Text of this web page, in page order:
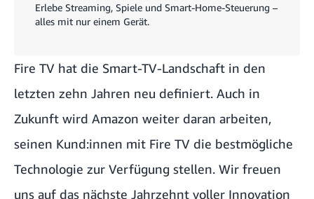
Erlebe Streaming, Spiele und Smart-Home-Steuerung –
alles mit nur einem Gerät.
Fire TV hat die Smart-TV-Landschaft in den
letzten zehn Jahren neu definiert. Auch in
Zukunft wird Amazon weiter daran arbeiten,
seinen Kund:innen mit Fire TV die bestmögliche
Technologie zur Verfügung stellen. Wir freuen
uns auf das nächste Jahrzehnt voller Innovation